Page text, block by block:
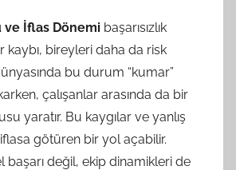
ve İflas Dönemi başarısızlık
kaybı, bireyleri daha da risk
bu durum “kumar”
çalışanlar arasında da bir
yaratır. Bu kaygılar ve yanlış
iflasa götüren bir yol açabilir.
başarı değil, ekip dinamikleri de